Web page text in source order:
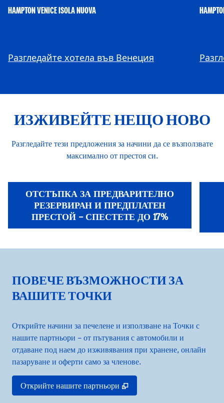
HAMPTON VENICE ISOLA NUOVA
Разгледайте хотела във Венеция
ИЗЖИВЕЙТЕ НЕЩО НОВО
Разгледайте тези предложения за начини да се възползвате
максимално от престоя си.
ОТСТЪПКА ЗА ПРЕДВАРИТЕЛНО
РЕЗЕРВИРАН И ПРЕДПЛАТЕН
ПРЕСТОЙ – СПЕСТЕТЕ ДО 17%
ПОВЕЧЕ ВЪЗМОЖНОСТИ ЗА
ВАШИТЕ ТОЧКИ
Открийте начини за печелене и използване на Точки с
нашите партньори – от пътувания с автомобили и
отдаване под наем до изживявания при хранене, онлайн
пазаруване и оферти само за членове.
Открийте нашите партньори ,